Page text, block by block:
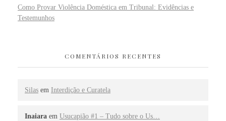
Como Provar Violência Doméstica em Tribunal: Evidências e
Testemunhos
COMENTÁRIOS RECENTES
Silas em Interdição e Curatela
Inaiara em Usucapião #1 – Tudo sobre o Us…